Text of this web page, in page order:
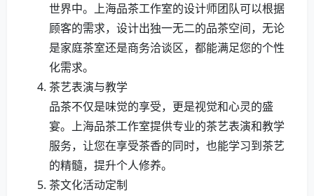
世界中。上海品茶工作室的设计师团队可以根据
顾客的需求，设计出独一无二的品茶空间，无论
是家庭茶室还是商务洽谈区，都能满足您的个性
化需求。
茶艺表演与教学
品茶不仅是味觉的享受，更是视觉和心灵的盛
宴。上海品茶工作室提供专业的茶艺表演和教学
服务，让您在享受茶香的同时，也能学习到茶艺
的精髓，提升个人修养。
茶文化活动定制